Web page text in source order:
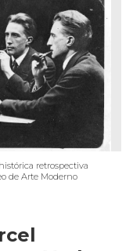
retrospectiva
de Arte Moderno